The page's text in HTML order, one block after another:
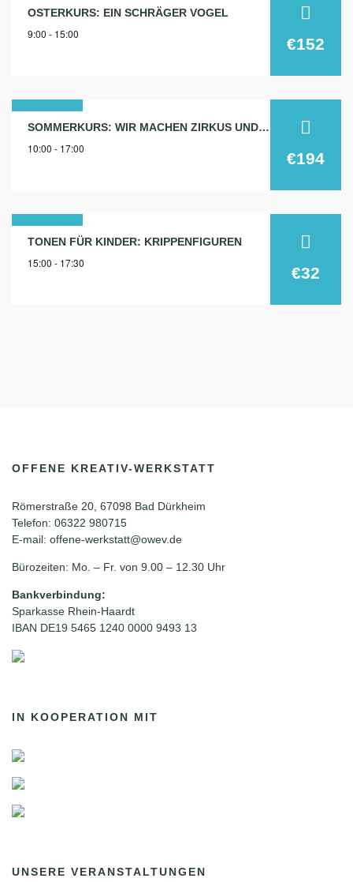
14
apr.
OSTERKURS: EIN SCHRÄGER VOGEL
9:00 - 15:00
€152
19
aug.
SOMMERKURS: WIR MACHEN ZIRKUS UND THEATER!
10:00 - 17:00
€194
18
nov.
TONEN FÜR KINDER: KRIPPENFIGUREN
15:00 - 17:30
€32
OFFENE KREATIV-WERKSTATT
Römerstraße 20, 67098 Bad Dürkheim
Telefon: 06322 980715
E-mail: offene-werkstatt@owev.de
Bürozeiten: Mo. – Fr. von 9.00 – 12.30 Uhr
Bankverbindung:
Sparkasse Rhein-Haardt
IBAN DE19 5465 1240 0000 9493 13
IN KOOPERATION MIT
UNSERE VERANSTALTUNGEN